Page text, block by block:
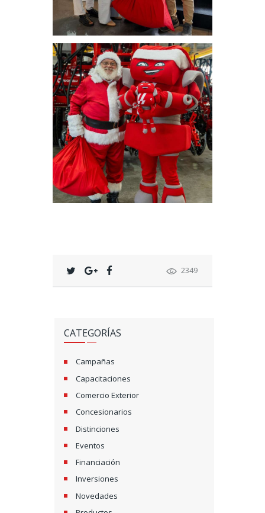
2349
CATEGORÍAS
Campañas
Capacitaciones
Comercio Exterior
Concesionarios
Distinciones
Eventos
Financiación
Inversiones
Novedades